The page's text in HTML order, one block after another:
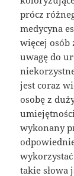
prócz
medycyna
więcej osób
uwagę do
jest coraz
osobę z
wykonany
takie słowa